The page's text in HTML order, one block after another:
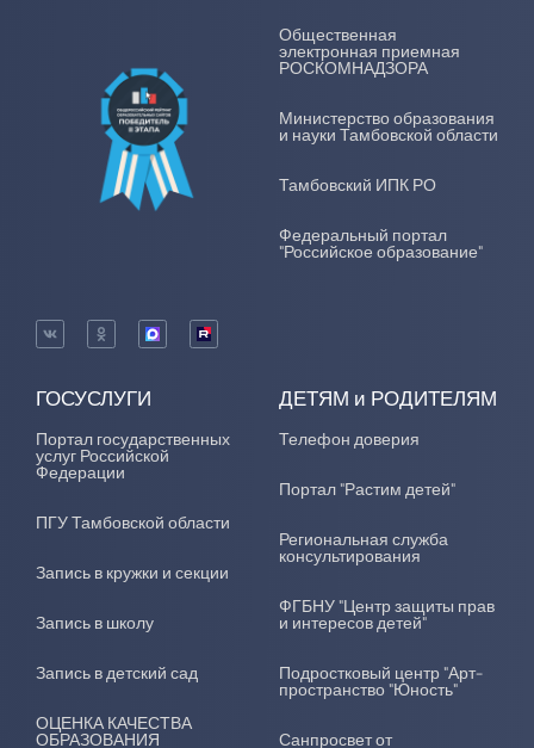
Общественная
электронная приемная
РОСКОМНАДЗОРА
Министерство образования
и науки Тамбовской области
Тамбовский ИПК РО
Федеральный портал
"Российское образование"
ГОСУСЛУГИ
Портал государственных
услуг Российской
Федерации
ПГУ Тамбовской области
Запись в кружки и секции
Запись в школу
Запись в детский сад
ОЦЕНКА КАЧЕСТВА
ОБРАЗОВАНИЯ
ДЕТЯМ и РОДИТЕЛЯМ
Телефон доверия
Портал "Растим детей"
Региональная служба
консультирования
ФГБНУ "Центр защиты прав
и интересов детей"
Подростковый центр "Арт-
пространство "Юность"
Санпросвет от